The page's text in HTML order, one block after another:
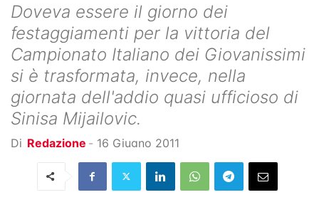
Doveva essere il giorno dei
festaggiamenti per la vittoria del
Campionato Italiano dei Giovanissimi
si è trasformata, invece, nella
giornata dell'addio quasi ufficioso di
Sinisa Mijailovic.
Di Redazione - 16 Giugno 2011